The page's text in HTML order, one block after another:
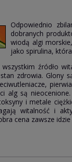
Odpowiednio
dobranych
wiodą algi
jako spirulina,
źródło
zdrowia. Glony
alg są
i metale
witalność i
cena zawsze